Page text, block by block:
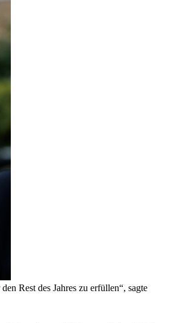
Rest des Jahres zu erfüllen“, sagte